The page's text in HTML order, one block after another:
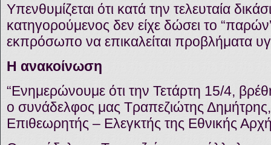
Υπενθυμίζεται ότι κατά την τελευταία
κατηγορούμενος δεν είχε δώσει το
εκπρόσωπο να επικαλείται προβλήματα
H ανακοίνωση
“Ενημερώνουμε ότι την Τετάρτη 15/4,
ο συνάδελφος μας Τραπεζιώτης Δημήτρης,
Επιθεωρητής – Ελεγκτής της Εθνικής